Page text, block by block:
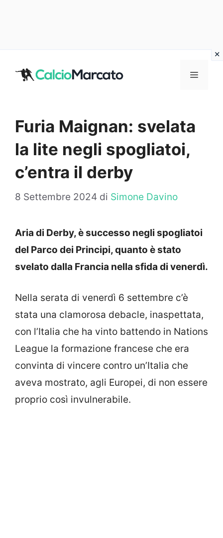
MENU
Furia Maignan: svelata
la lite negli spogliatoi,
c’entra il derby
8 Settembre 2024 di Simone Davino
Aria di Derby, è successo negli spogliatoi
del Parco dei Principi, quanto è stato
svelato dalla Francia nella sfida di venerdì.
Nella serata di venerdì 6 settembre c’è
stata una clamorosa debacle, inaspettata,
con l’Italia che ha vinto battendo in Nations
League la formazione francese che era
convinta di vincere contro un’Italia che
aveva mostrato, agli Europei, di non essere
proprio così invulnerabile.